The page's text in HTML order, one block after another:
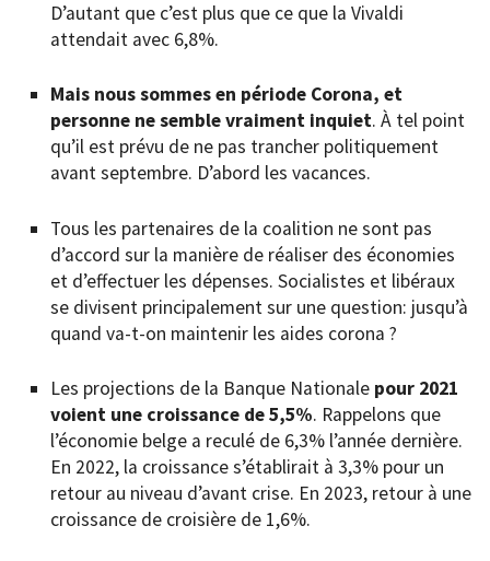
D’autant que c’est plus que ce que la Vivaldi
attendait avec 6,8%.
Mais nous sommes en période Corona, et
personne ne semble vraiment inquiet. À tel point
qu’il est prévu de ne pas trancher politiquement
avant septembre. D’abord les vacances.
Tous les partenaires de la coalition ne sont pas
d’accord sur la manière de réaliser des économies
et d’effectuer les dépenses. Socialistes et libéraux
se divisent principalement sur une question: jusqu’à
quand va-t-on maintenir les aides corona ?
Les projections de la Banque Nationale pour 2021
voient une croissance de 5,5%. Rappelons que
l’économie belge a reculé de 6,3% l’année dernière.
En 2022, la croissance s’établirait à 3,3% pour un
retour au niveau d’avant crise. En 2023, retour à une
croissance de croisière de 1,6%.